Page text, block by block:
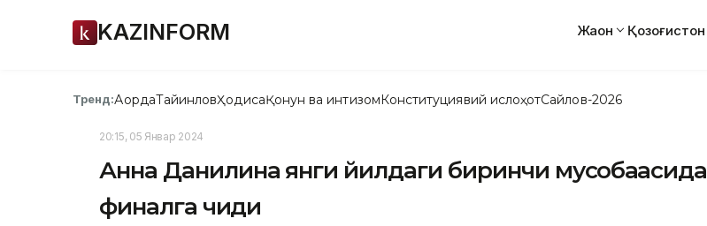
KAZINFORM Жаҳон Қозоғистон
Тренд:АқордаТайинловҲодисаҚонун ва интизомКонституциявий ислоҳотСайлов-2026
20:15, 05 Январ 2024
Анна Данилина янги йилдаги биринчи мусобақасида
финалга чиқди